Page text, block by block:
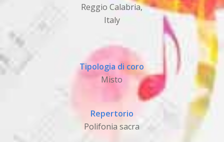
Reggio Calabria,
Italy
Tipologia di coro
Misto
Repertorio
Polifonia sacra